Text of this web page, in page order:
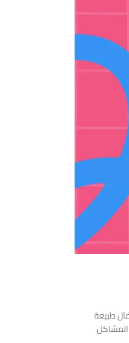
طبيعة
المشاكل